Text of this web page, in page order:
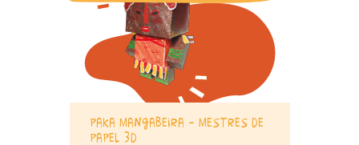
paka mangabeira – mestres de
papel 3d